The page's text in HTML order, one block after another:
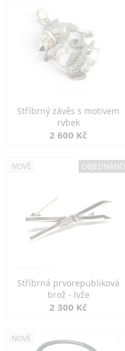
Stříbrný závěs s motivem
rybek
2 600 Kč
NOVÉ OBJEDNÁNO
Stříbrná prvorepubliková
brož - lyže
2 300 Kč
NOVÉ